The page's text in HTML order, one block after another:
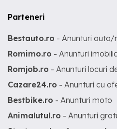
Parteneri
Bestauto.ro - Anunturi auto/
Romimo.ro - Anunturi
Romjob.ro - Anunturi locuri
Cazare24.ro - Anunturi cu
Bestbike.ro - Anunturi moto
Animalutul.ro - Anunturi